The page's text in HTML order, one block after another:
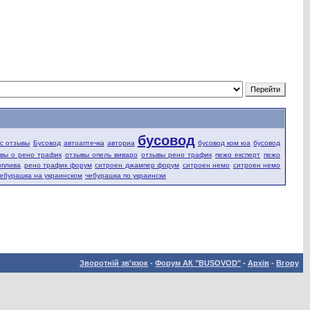
отзывы Бусовод автоаптечка авториа бусовод бусовод ком юа бусовод
о рено трафик отзывы опель виваро отзывы рено трафик пежо експерт пежо
рено трафик форум ситроен джампер форум ситроен немо ситроен немо
на украинском чебурашка по украински
Зворотній зв'язок - Форум АК "BUSOVOD" - Архів - Вгору